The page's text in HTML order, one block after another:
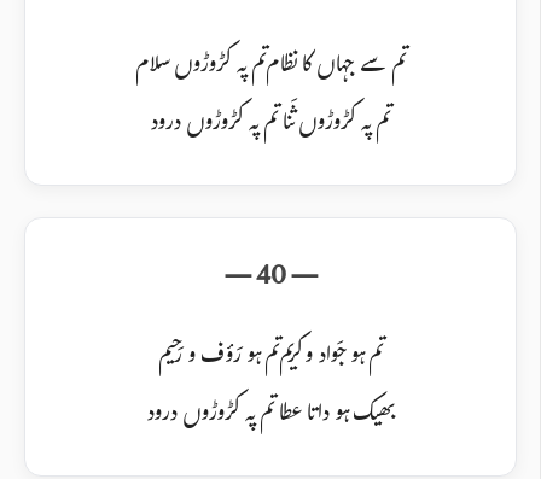
تم سے جہاں کا نظام تم پہ کڑوڑوں سلام
تم پہ کڑوڑوں ثَنا تم پہ کڑوڑوں درود
تم ہو جَواد و کریم تم ہو رَؤف و رَحیم
بھیک ہو داتا عطا تم پہ کڑوڑوں درود